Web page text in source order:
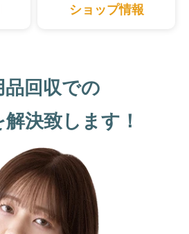
ショップ情報
品回収での
決致します！